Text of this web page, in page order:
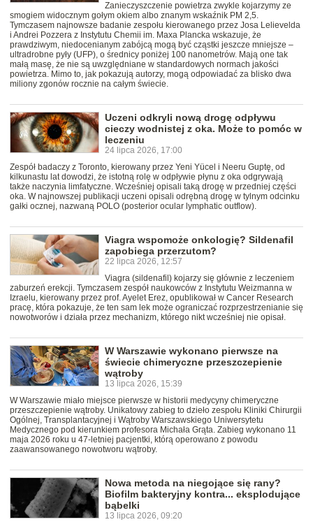
Zanieczyszczenie powietrza zwykle kojarzymy ze
smogiem widocznym gołym okiem albo znanym wskaźnik PM 2,5.
Tymczasem najnowsze badanie zespołu kierowanego przez Josa Lelievelda
i Andrei Pozzera z Instytutu Chemii im. Maxa Plancka wskazuje, że
prawdziwym, niedocenianym zabójcą mogą być cząstki jeszcze mniejsze –
ultradrobne pyły (UFP), o średnicy poniżej 100 nanometrów. Mają one tak
małą masę, że nie są uwzględniane w standardowych normach jakości
powietrza. Mimo to, jak pokazują autorzy, mogą odpowiadać za blisko dwa
miliony zgonów rocznie na całym świecie.
Uczeni odkryli nową drogę odpływu
cieczy wodnistej z oka. Może to pomóc w
leczeniu
24 lipca 2026, 17:00
Zespół badaczy z Toronto, kierowany przez Yeni Yücel i Neeru Guptę, od
kilkunastu lat dowodzi, że istotną rolę w odpływie płynu z oka odgrywają
także naczynia limfatyczne. Wcześniej opisali taką drogę w przedniej części
oka. W najnowszej publikacji uczeni opisali odrębną drogę w tylnym odcinku
gałki ocznej, nazwaną POLO (posterior ocular lymphatic outflow).
Viagra wspomoże onkologię? Sildenafil
zapobiega przerzutom?
22 lipca 2026, 12:57
Viagra (sildenafil) kojarzy się głównie z leczeniem
zaburzeń erekcji. Tymczasem zespół naukowców z Instytutu Weizmanna w
Izraelu, kierowany przez prof. Ayelet Erez, opublikował w Cancer Research
pracę, która pokazuje, że ten sam lek może ograniczać rozprzestrzenianie się
nowotworów i działa przez mechanizm, którego nikt wcześniej nie opisał.
W Warszawie wykonano pierwsze na
świecie chimeryczne przeszczepienie
wątroby
13 lipca 2026, 15:39
W Warszawie miało miejsce pierwsze w historii medycyny chimeryczne
przeszczepienie wątroby. Unikatowy zabieg to dzieło zespołu Kliniki Chirurgii
Ogólnej, Transplantacyjnej i Wątroby Warszawskiego Uniwersytetu
Medycznego pod kierunkiem profesora Michała Grąta. Zabieg wykonano 11
maja 2026 roku u 47-letniej pacjentki, którą operowano z powodu
zaawansowanego nowotworu wątroby.
Nowa metoda na niegojące się rany?
Biofilm bakteryjny kontra... eksplodujące
bąbelki
13 lipca 2026, 09:20